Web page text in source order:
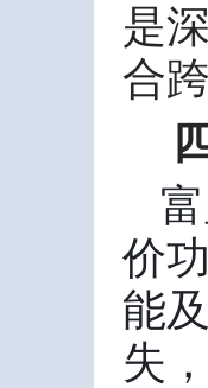
是
合
价
能
失